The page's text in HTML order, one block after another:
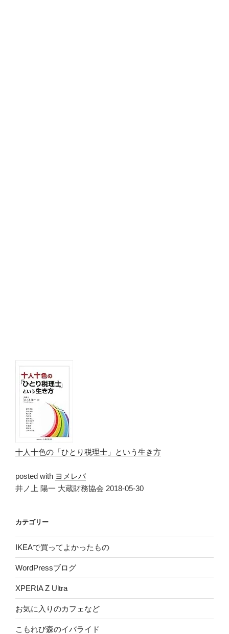
十人十色の「ひとり税理士」という生き方
posted with ヨメレバ
井ノ上 陽一 大蔵財務協会 2018-05-30
カテゴリー
IKEAで買ってよかったもの
WordPressブログ
XPERIA Z Ultra
お気に入りのカフェなど
こもれび森のイバライド